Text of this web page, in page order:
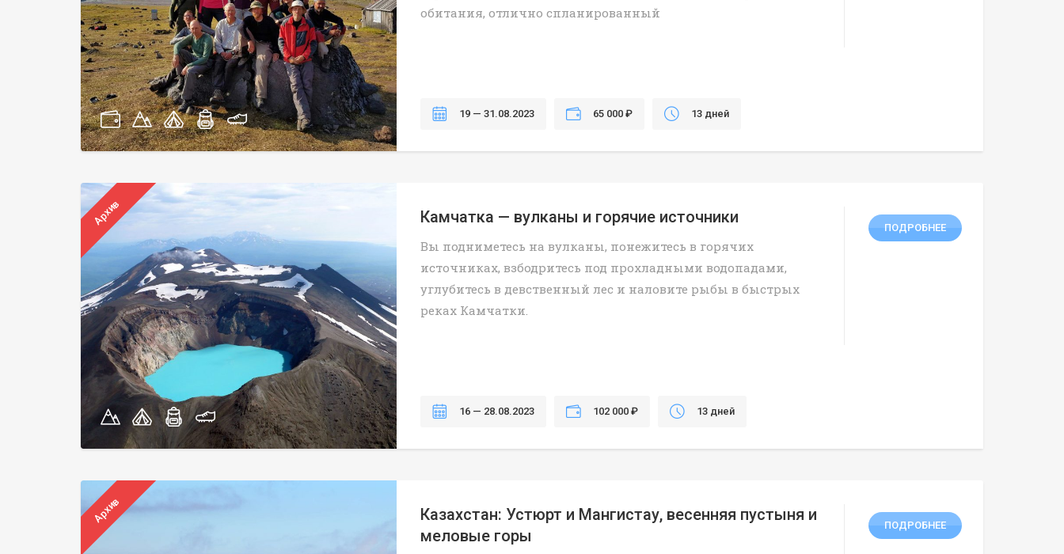
обитания, отлично спланированный
19 — 31.08.2023 65 000 ₽ 13 дней
Архив Камчатка — вулканы и горячие источники
Вы подниметесь на вулканы, понежитесь в горячих
источниках, взбодритесь под прохладными водопадами,
углубитесь в девственный лес и наловите рыбы в быстрых
реках Камчатки.
ПОДРОБНЕЕ
16 — 28.08.2023 102 000 ₽ 13 дней
Архив
Казахстан: Устюрт и Мангистау, весенняя пустыня и
меловые горы
ПОДРОБНЕЕ